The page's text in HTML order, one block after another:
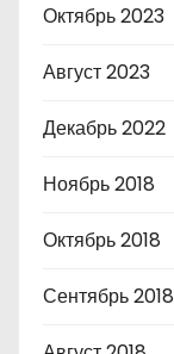
Октябрь 2023
Август 2023
Декабрь 2022
Ноябрь 2018
Октябрь 2018
Сентябрь 2018